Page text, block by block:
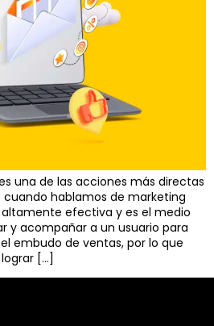
una de las acciones más directas
hablamos de marketing
altamente efectiva y es el medio
y acompañar a un usuario para
embudo de ventas, por lo que
[…]